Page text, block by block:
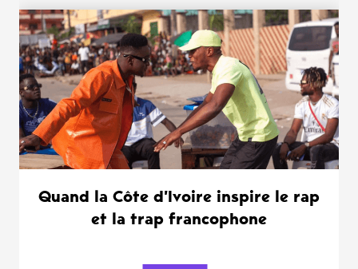
WANT MORE ?
Quand la Côte d’Ivoire inspire le rap
et la trap francophone